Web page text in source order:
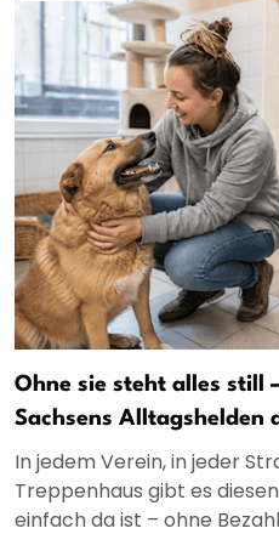
Ohne sie steht alles still
Sachsens Alltagshelden
In jedem Verein, in jeder
Treppenhaus gibt es
einfach da ist – ohne